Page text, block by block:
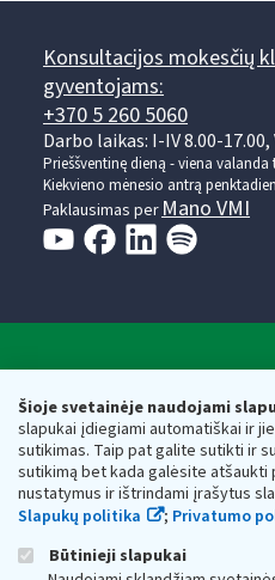
Šioje svetainėje naudojami
slapukai įdiegiami automatiškai ir
sutikimas. Taip pat galite sutikti ir
sutikimą bet kada galėsite
nustatymus ir ištrindami įrašytus
Slapukų politika
; Privatumo
Būtinieji slapukai
Konsultacijos mokesčių
gyventojams:
+370 5 260 5060
Darbo laikas: I-IV 8.00-17.00,
Prieššventinę dieną - viena
Kiekvieno mėnesio antrą
Paklausimas per Mano VMI
Respublikos finansų
Biudžetinė įstaiga. Juridinio
adresas: Vasario 16-osios g. 14,
vmi@vmi.lt, E. pristatymo dėžutės
Duomenys apie Valstybinę
Respublikos finansų ministerijos